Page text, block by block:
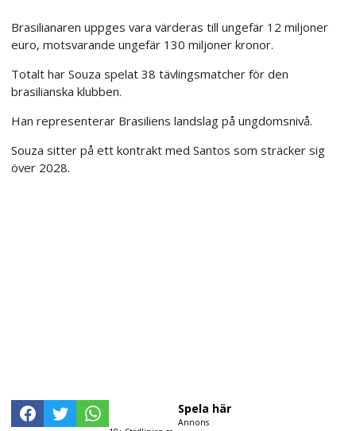
Brasilianaren uppges vara värderas till ungefär 12 miljoner
euro, motsvarande ungefär 130 miljoner kronor.
Totalt har Souza spelat 38 tävlingsmatcher för den
brasilianska klubben.
Han representerar Brasiliens landslag på ungdomsnivå.
Souza sitter på ett kontrakt med Santos som sträcker sig
över 2028.
Spela här
Annons